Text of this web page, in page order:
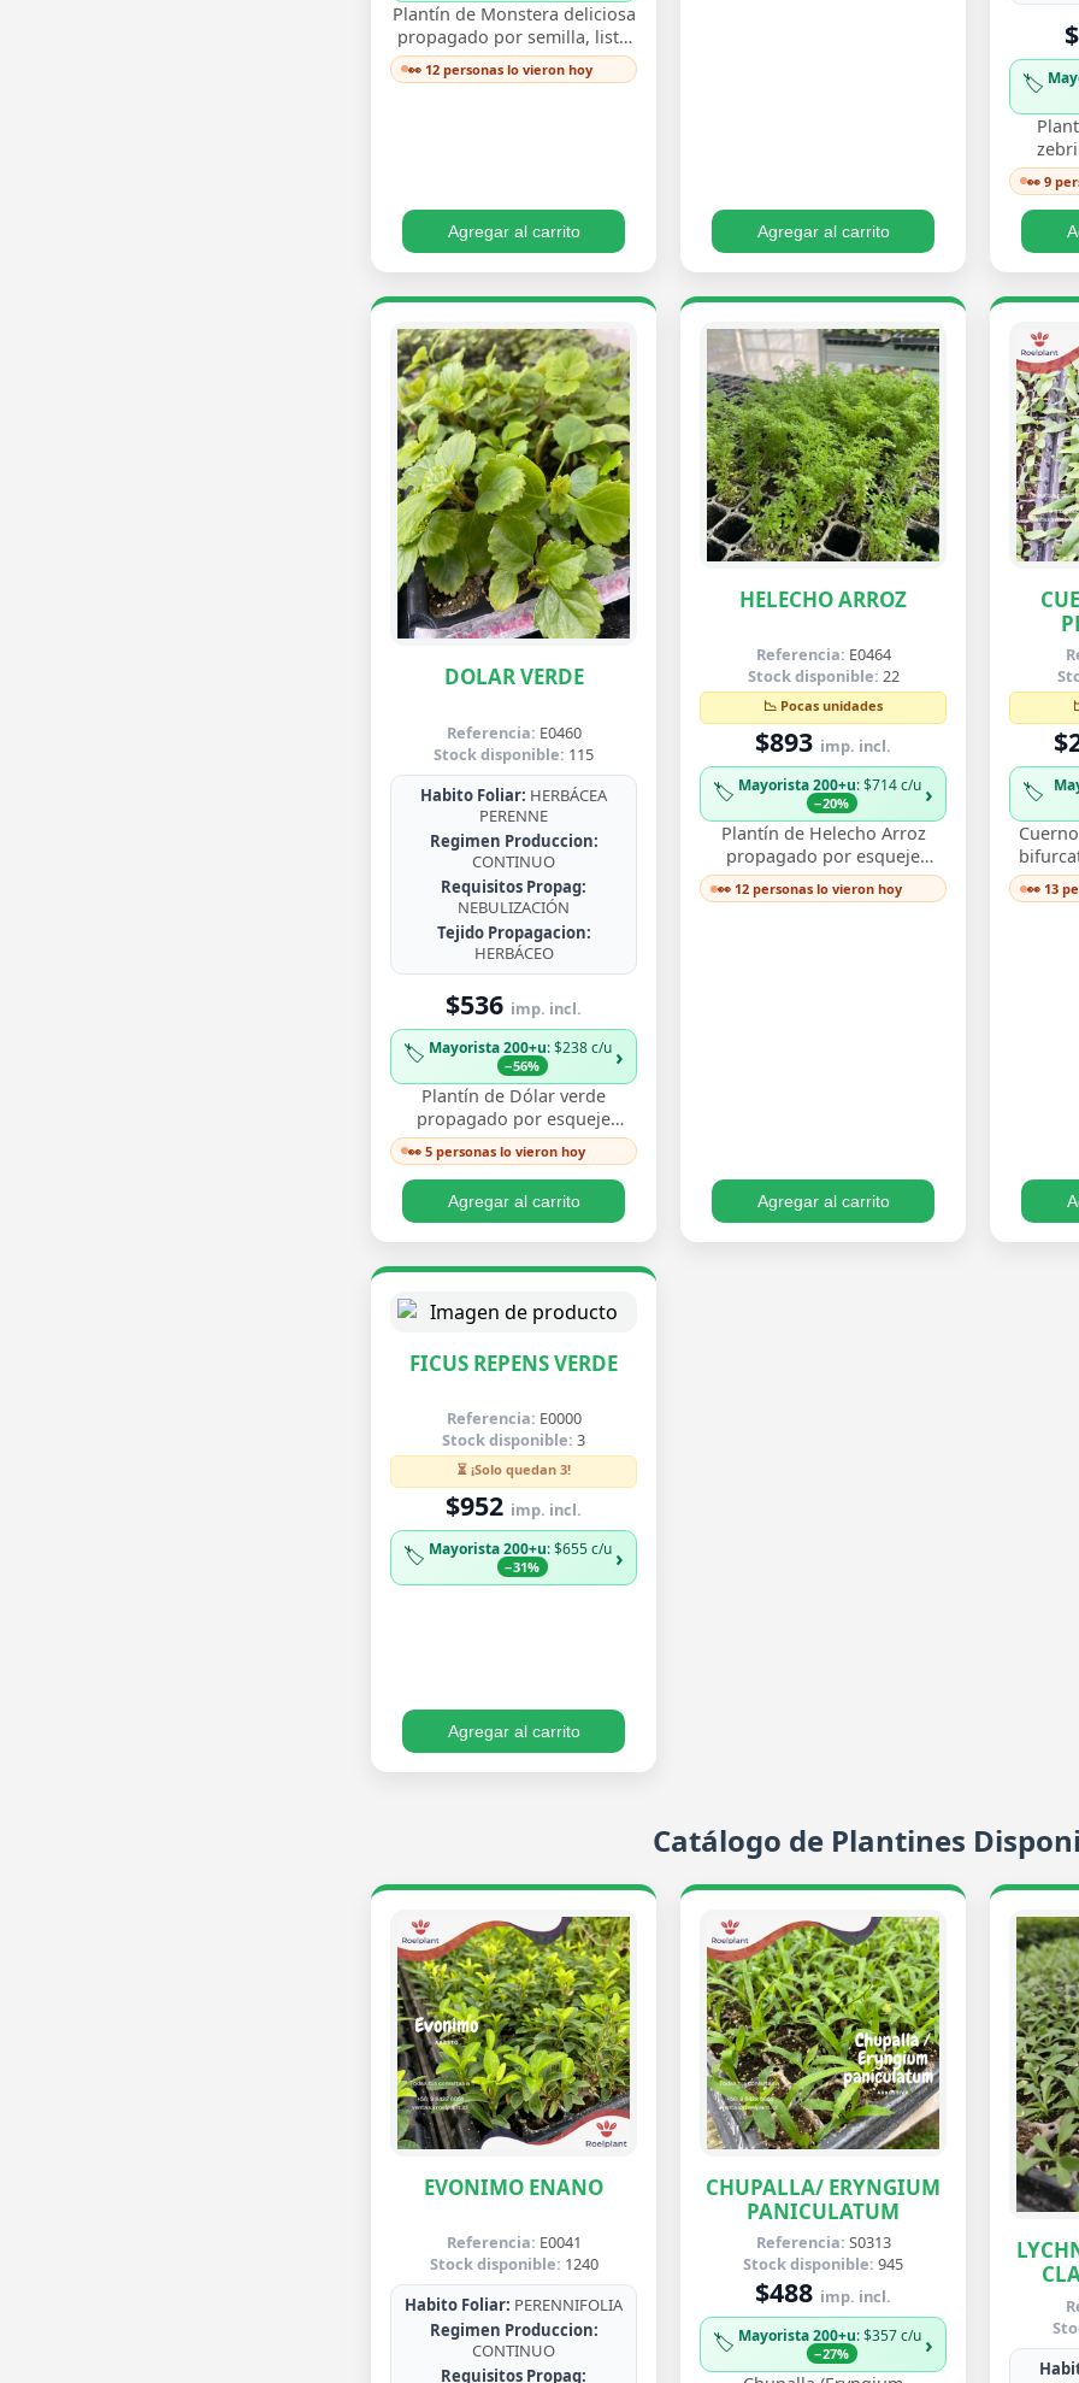
Plantín de Monstera deliciosa
propagado por semilla, listo
para trasplantar y ver crecer
sus icónicas hojas perforadas
👀 12 personas lo vieron hoy
Agregar al carrito Agregar al carrito
🏷️
👀 9
DOLAR VERDE
Referencia: E0460
Stock disponible: 115
Habito Foliar: HERBÁCEA
PERENNE
Regimen Produccion:
CONTINUO
Requisitos Propag:
NEBULIZACIÓN
Tejido Propagacion:
HERBÁCEO
$536 imp. incl.
🏷️ Mayorista 200+u: $238 c/u
−56% ›
Plantín de Dólar verde
propagado por esqueje
enraizado, con hojas
redondeadas de un verde
brillante y crecimiento trepa…
👀 5 personas lo vieron hoy
Agregar al carrito
HELECHO ARROZ
Referencia: E0464
Stock disponible: 22
📉 Pocas unidades
$893 imp. incl.
🏷️ Mayorista 200+u: $714 c/u
−20% ›
Plantín de Helecho Arroz
propagado por esqueje
enraizado, con delicadas
frondas finamente divididas
👀 12 personas lo vieron hoy
Agregar al carrito
🏷️
de
👀 13
FICUS REPENS VERDE
Referencia: E0000
Stock disponible: 3
⏳ ¡Solo quedan 3!
$952 imp. incl.
🏷️ Mayorista 200+u: $655 c/u
−31% ›
Agregar al carrito
Catálogo de Plantines
EVONIMO ENANO
Referencia: E0041
Stock disponible: 1240
Habito Foliar: PERENNIFOLIA
Regimen Produccion:
CONTINUO
Requisitos Propag:
CHUPALLA/ ERYNGIUM
PANICULATUM
Referencia: S0313
Stock disponible: 945
$488 imp. incl.
🏷️ Mayorista 200+u: $357 c/u
−27% ›